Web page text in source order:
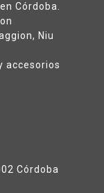
Córdoba.
, Niu
accesorios
Córdoba